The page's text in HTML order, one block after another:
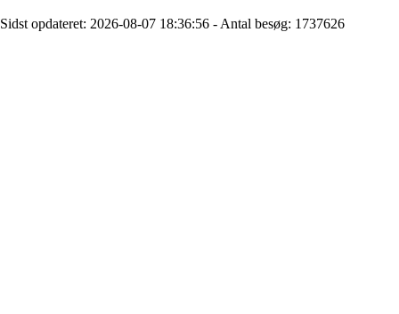
Sidst opdateret: 2026-08-07 18:36:56 - Antal besøg: 1737626